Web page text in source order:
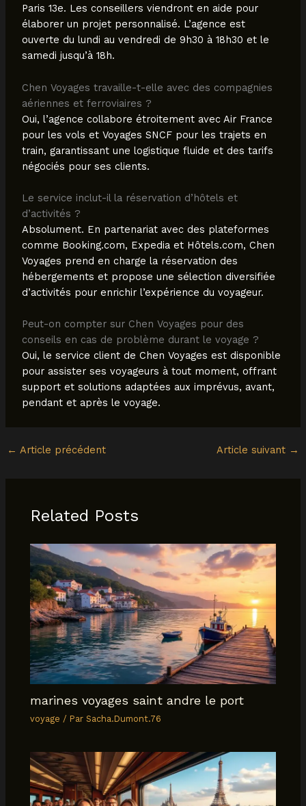
Paris 13e. Les conseillers viendront en aide pour
élaborer un projet personnalisé. L’agence est
ouverte du lundi au vendredi de 9h30 à 18h30 et le
samedi jusqu’à 18h.
Chen Voyages travaille-t-elle avec des compagnies
aériennes et ferroviaires ?
Oui, l’agence collabore étroitement avec Air France
pour les vols et Voyages SNCF pour les trajets en
train, garantissant une logistique fluide et des tarifs
négociés pour ses clients.
Le service inclut-il la réservation d’hôtels et
d’activités ?
Absolument. En partenariat avec des plateformes
comme Booking.com, Expedia et Hôtels.com, Chen
Voyages prend en charge la réservation des
hébergements et propose une sélection diversifiée
d’activités pour enrichir l’expérience du voyageur.
Peut-on compter sur Chen Voyages pour des
conseils en cas de problème durant le voyage ?
Oui, le service client de Chen Voyages est disponible
pour assister ses voyageurs à tout moment, offrant
support et solutions adaptées aux imprévus, avant,
pendant et après le voyage.
← Article précédent Article suivant →
Related Posts
marines voyages saint andre le port
voyage / ParSacha.Dumont.76